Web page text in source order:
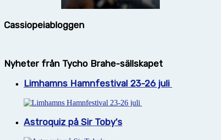
Cassiopeiabloggen
Nyheter från Tycho Brahe-sällskapet
Limhamns Hamnfestival 23-26 juli
Astroquiz på Sir Toby's